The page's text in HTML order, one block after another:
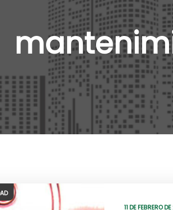
11 DE FEBRERO